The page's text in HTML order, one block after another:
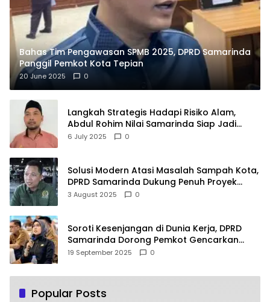
Bahas Tim Pengawasan SPMB 2025, DPRD Samarinda
Panggil Pemkot Kota Tepian
20 June 2025 0
Langkah Strategis Hadapi Risiko Alam,
Abdul Rohim Nilai Samarinda Siap Jadi
Pusat Logistik Bencana Kalimantan
6 July 2025 0
Solusi Modern Atasi Masalah Sampah Kota,
DPRD Samarinda Dukung Penuh Proyek
PLTSA
3 August 2025 0
Soroti Kesenjangan di Dunia Kerja, DPRD
Samarinda Dorong Pemkot Gencarkan
Pemberdayaan Perempuan
19 September 2025 0
Popular Posts